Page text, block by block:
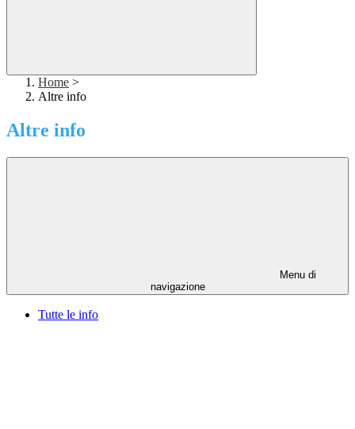
Home >
Altre info
Altre info
Menu di
navigazione
Tutte le info